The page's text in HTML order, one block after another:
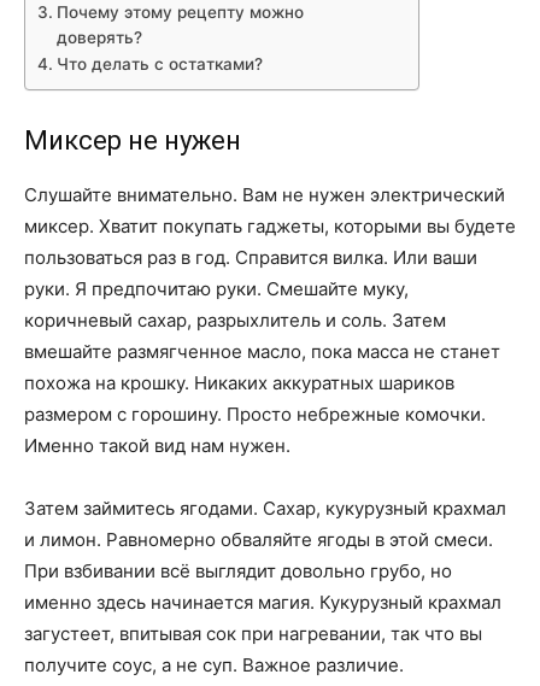
Почему этому рецепту можно
доверять?
Что делать с остатками?
Миксер не нужен
Слушайте внимательно. Вам не нужен электрический
миксер. Хватит покупать гаджеты, которыми вы будете
пользоваться раз в год. Справится вилка. Или ваши
руки. Я предпочитаю руки. Смешайте муку,
коричневый сахар, разрыхлитель и соль. Затем
вмешайте размягченное масло, пока масса не станет
похожа на крошку. Никаких аккуратных шариков
размером с горошину. Просто небрежные комочки.
Именно такой вид нам нужен.
Затем займитесь ягодами. Сахар, кукурузный крахмал
и лимон. Равномерно обваляйте ягоды в этой смеси.
При взбивании всё выглядит довольно грубо, но
именно здесь начинается магия. Кукурузный крахмал
загустеет, впитывая сок при нагревании, так что вы
получите соус, а не суп. Важное различие.